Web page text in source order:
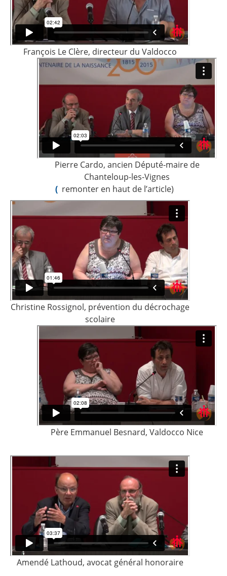
François Le Clère, directeur du Valdocco
Pierre Cardo, ancien Député-maire de
Chanteloup-les-Vignes
( remonter en haut de l’article)
Christine Rossignol, prévention du décrochage
scolaire
Père Emmanuel Besnard, Valdocco Nice
Amendé Lathoud, avocat général honoraire